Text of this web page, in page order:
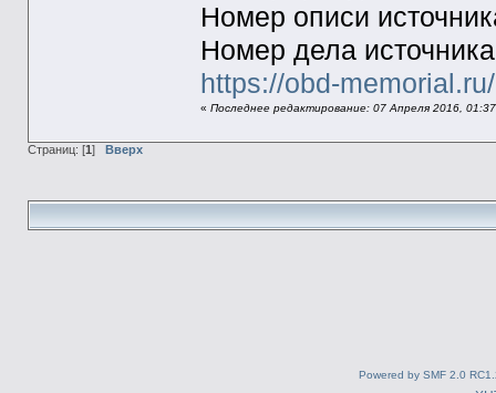
Номер описи
Номер дела
https://obd-
« Последнее редактирование: 07 Апреля 2016,
Страниц: [1 ] Вверх
Powered by SMF 2.0